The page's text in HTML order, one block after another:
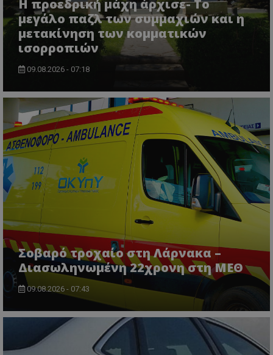
Η προεδρική μάχη άρχισε- Το
μεγάλο παζλ των συμμαχιών και η
μετακίνηση των κομματικών
ισορροπιών
09.08.2026 - 07:18
Σοβαρό τροχαίο στη Λάρνακα –
Διασωληνωμένη 22χρονη στη ΜΕΘ
09.08.2026 - 07:43
VISITOR_PRIVACY_METADATA
YouTube
.youtube.com